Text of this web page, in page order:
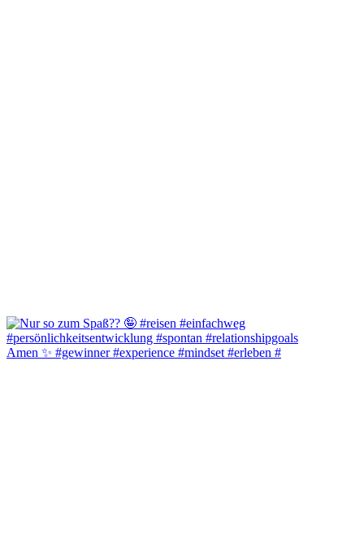
Amen ✨️ #gewinner #experience #mindset #erleben #